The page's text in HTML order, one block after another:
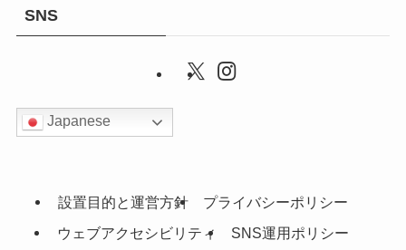
SNS
Japanese
設置目的と運営方針
プライバシーポリシー
ウェブアクセシビリティ
SNS運用ポリシー